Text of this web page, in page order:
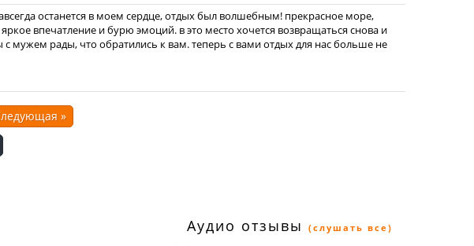
останется в моем сердце, отдых был волшебным! прекрасное море,
впечатление и бурю эмоций. в это место хочется возвращаться снова и
мужем рады, что обратились к вам. теперь с вами отдых для нас больше не
»
Аудио отзывы (слушать все)